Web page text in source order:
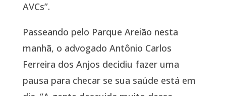
AVCs”.
Passeando pelo Parque Areião nesta
manhã, o advogado Antônio Carlos
Ferreira dos Anjos decidiu fazer uma
pausa para checar se sua saúde está em